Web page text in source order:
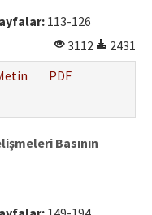
113-126
3112
2431
PDF
Basının